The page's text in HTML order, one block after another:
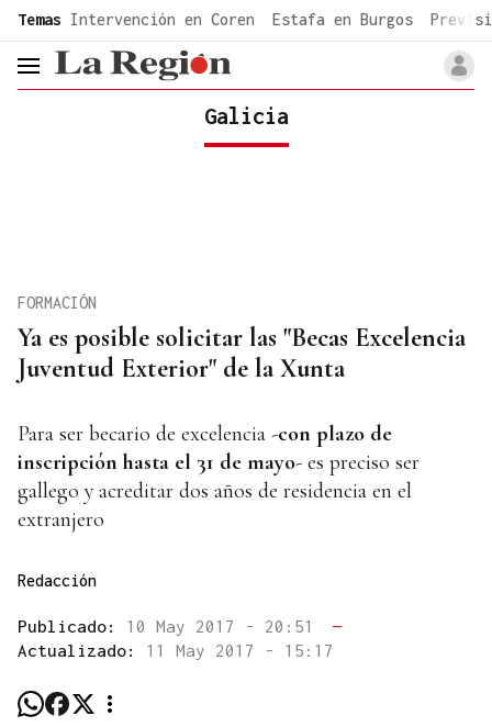
common.go-to-content
Temas Intervención en Coren Estafa en Burgos
header.menu.open
Galicia
Ya es posible solicitar las "Becas Excelencia
Juventud Exterior" de la Xunta
FORMACIÓN
Para ser becario de excelencia -con plazo de
inscripción hasta el 31 de mayo- es preciso ser
gallego y acreditar dos años de residencia en el
extranjero
Redacción
Publicado: 10 May 2017 - 20:51
—
Actualizado: 11 May 2017 - 15:17